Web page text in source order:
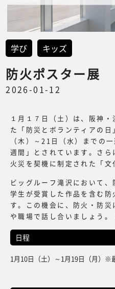
学び キッズ
防火ポスター展
2026-01-12
１月１７日（土）は、阪神
た「防災とボランティアの
（木）～21日（水）までの
週間」とされています。さ
火災を契機に制定された「文
ビッグルーフ滝沢において
学生が受賞した作品を含む防
す。この機会に、防火・防
や職場で話し合いましょう。
日程
1月10日（土）～1月19日（月）※